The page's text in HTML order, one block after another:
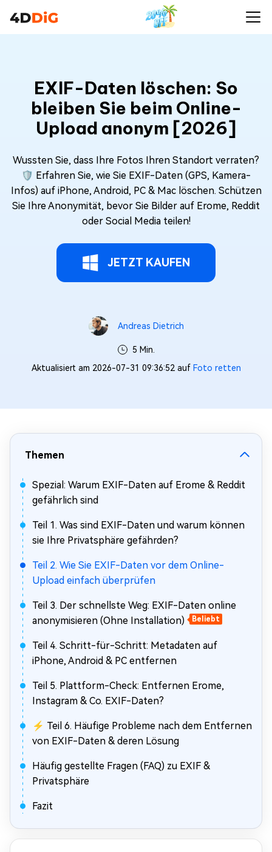
EXIF-Daten löschen: So
bleiben Sie beim Online-
Upload anonym [2026]
Wussten Sie, dass Ihre Fotos Ihren Standort verraten?
🛡️ Erfahren Sie, wie Sie EXIF-Daten (GPS, Kamera-
Infos) auf iPhone, Android, PC & Mac löschen. Schützen
Sie Ihre Anonymität, bevor Sie Bilder auf Erome, Reddit
oder Social Media teilen!
JETZT KAUFEN
Andreas Dietrich
5 Min.
Aktualisiert am 2026-07-31 09:36:52 auf Foto retten
Themen
Spezial: Warum EXIF-Daten auf Erome & Reddit
gefährlich sind
Teil 1. Was sind EXIF-Daten und warum können
sie Ihre Privatsphäre gefährden?
Teil 2. Wie Sie EXIF-Daten vor dem Online-
Upload einfach überprüfen
Teil 3. Der schnellste Weg: EXIF-Daten online
anonymisieren (Ohne Installation)
Beliebt
Teil 4. Schritt-für-Schritt: Metadaten auf
iPhone, Android & PC entfernen
Teil 5. Plattform-Check: Entfernen Erome,
Instagram & Co. EXIF-Daten?
⚡ Teil 6. Häufige Probleme nach dem Entfernen
von EXIF-Daten & deren Lösung
Häufig gestellte Fragen (FAQ) zu EXIF &
Privatsphäre
Fazit